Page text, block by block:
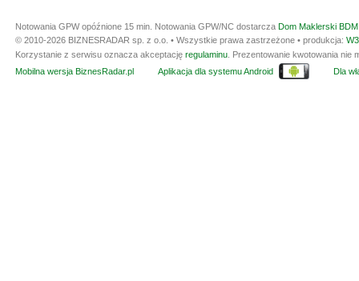
Notowania GPW opóźnione 15 min. Notowania GPW/NC dostarcza Dom Maklerski
© 2010-2026 BIZNESRADAR sp. z o.o. • Wszystkie prawa zastrzeżone • produkcja:
Korzystanie z serwisu oznacza akceptację regulaminu . Prezentowanie kwotowania
Mobilna wersja BiznesRadar.pl
Aplikacja dla systemu Android Dla